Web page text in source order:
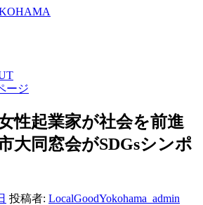
ージ
性起業家が社会を前進
大同窓会がSDGsシンポ
投稿者: LocalGoodYokohama_admin